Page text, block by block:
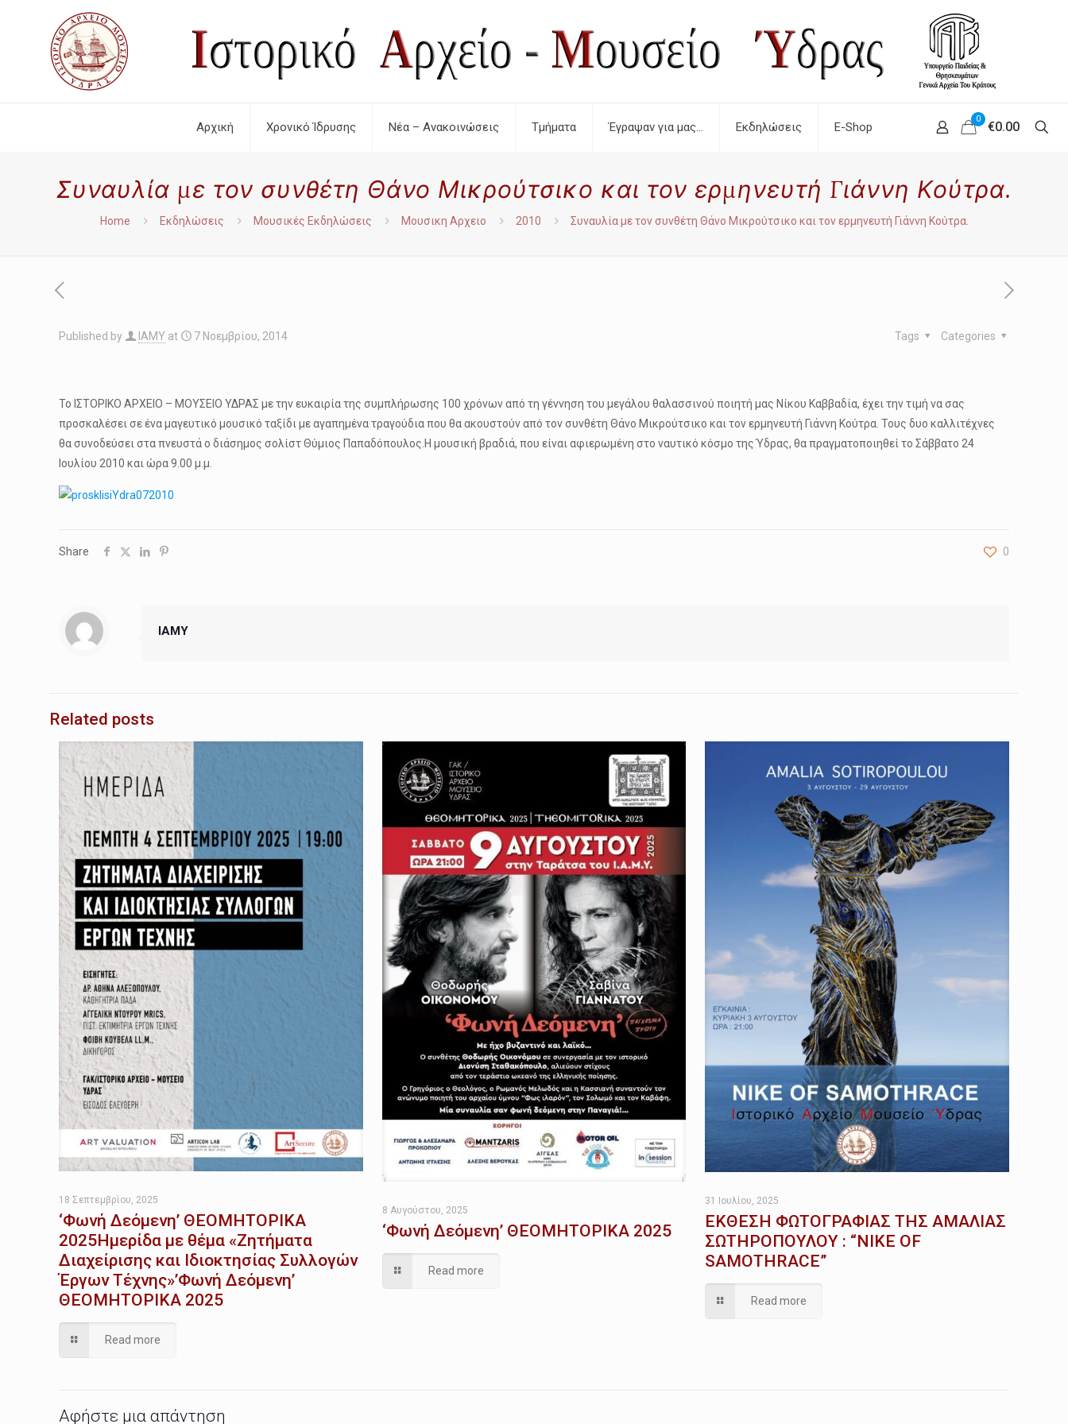
Αρχική Χρονικό Ίδρυσης Νέα – Ανακοινώσεις Τμήματα Έγραψαν για μας… Εκδηλώσεις E-Shop
0
€0.00
Συναυλία με τον συνθέτη Θάνο Μικρούτσικο και τον ερμηνευτή Γιάννη Κούτρα.
Home Εκδηλώσεις Μουσικές Εκδηλώσεις Μουσικη Αρχειο 2010 Συναυλία με τον συνθέτη Θάνο Μικρούτσικο και τον ερμηνευτή Γιάννη Κούτρα.
Published by IAMY at 7 Νοεμβρίου, 2014 Categories
Tags
Το ΙΣΤΟΡΙΚΟ ΑΡΧΕΙΟ – ΜΟΥΣΕΙΟ ΥΔΡΑΣ με την ευκαιρία της συμπλήρωσης 100 χρόνων από τη γέννηση του μεγάλου θαλασσινού ποιητή μας Νίκου Καββαδία, έχει την τιμή να σας
προσκαλέσει σε ένα μαγευτικό μουσικό ταξίδι με αγαπημένα τραγούδια που θα ακουστούν από τον συνθέτη Θάνο Μικρούτσικο και τον ερμηνευτή Γιάννη Κούτρα. Τους δυο καλλιτέχνες
θα συνοδεύσει στα πνευστά ο διάσημος σολίστ Θύμιος Παπαδόπουλος.Η μουσική βραδιά, που είναι αφιερωμένη στο ναυτικό κόσμο της Ύδρας, θα πραγματοποιηθεί το Σάββατο 24
Ιουλίου 2010 και ώρα 9.00 μ.μ.
Share 0
IAMY
Related posts
18 Σεπτεμβρίου, 2025
‘Φωνή Δεόμενη’ ΘΕΟΜΗΤΟΡΙΚΑ
2025Ημερίδα με θέμα «Ζητήματα
Διαχείρισης και Ιδιοκτησίας Συλλογών
Έργων Τέχνης»’Φωνή Δεόμενη’
ΘΕΟΜΗΤΟΡΙΚΑ 2025
Read more
8 Αυγούστου, 2025
‘Φωνή Δεόμενη’ ΘΕΟΜΗΤΟΡΙΚΑ 2025
Read more
31 Ιουλίου, 2025
ΕΚΘΕΣΗ ΦΩΤΟΓΡΑΦΙΑΣ ΤΗΣ ΑΜΑΛΙΑΣ
ΣΩΤΗΡΟΠΟΥΛΟΥ : “ΝΙΚΕ OF
SAMOTHRACE”
Read more
Αφήστε μια απάντηση